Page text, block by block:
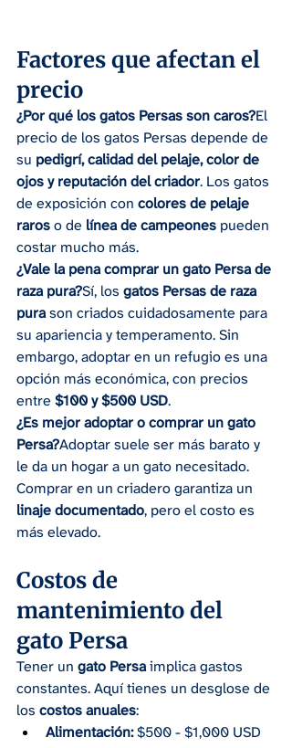
Factores que afectan el
precio
¿Por qué los gatos Persas son caros?El
precio de los gatos Persas depende de
su pedigrí, calidad del pelaje, color de
ojos y reputación del criador. Los gatos
de exposición con colores de pelaje
raros o de línea de campeones pueden
costar mucho más.
¿Vale la pena comprar un gato Persa de
raza pura?Sí, los gatos Persas de raza
pura son criados cuidadosamente para
su apariencia y temperamento. Sin
embargo, adoptar en un refugio es una
opción más económica, con precios
entre $100 y $500 USD.
¿Es mejor adoptar o comprar un gato
Persa?Adoptar suele ser más barato y
le da un hogar a un gato necesitado.
Comprar en un criadero garantiza un
linaje documentado, pero el costo es
más elevado.
Costos de
mantenimiento del
gato Persa
Tener un gato Persa implica gastos
constantes. Aquí tienes un desglose de
los costos anuales:
Alimentación: $500 - $1,000 USD